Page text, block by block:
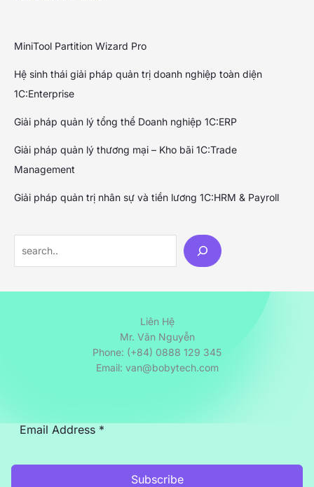
MiniTool Partition Wizard Pro
Hệ sinh thái giải pháp quản trị doanh nghiệp toàn diện
1C:Enterprise
Giải pháp quản lý tổng thể Doanh nghiệp 1C:ERP
Giải pháp quản lý thương mại – Kho bãi 1C:Trade
Management
Giải pháp quản trị nhân sự và tiền lương 1C:HRM & Payroll
Liên Hệ
Mr. Văn Nguyễn
Phone: (+84) 0888 129 345
Email: van@bobytech.com
Subscribe